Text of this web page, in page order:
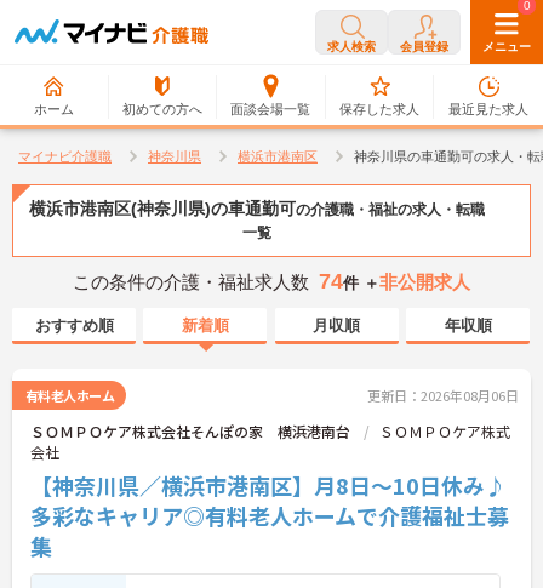
求人検索 会員登録 メニュー
ホーム 初めての方へ 面談会場一覧
0
保存した求人
0
最近見た求人
マイナビ介護職 神奈川県 横浜市港南区 神奈川県の車通勤可の求人・
横浜市港南区(神奈川県)の車通勤可の介護職・福祉の求人・転職
一覧
この条件の介護・福祉求人数 74件 ＋非公開求人
おすすめ順 新着順 月収順 年収順
有料老人ホーム 更新日：2026年08月06日
ＳＯＭＰＯケア株式会社そんぽの家 横浜港南台
ＳＯＭＰＯケア株式
会社
【神奈川県／横浜市港南区】月8日～10日休み♪
多彩なキャリア◎有料老人ホームで介護福祉士募
集